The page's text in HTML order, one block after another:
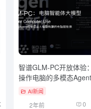
智谱GLM-PC开放体验
操作电脑的多模态
级 AI新闻
2年前 0